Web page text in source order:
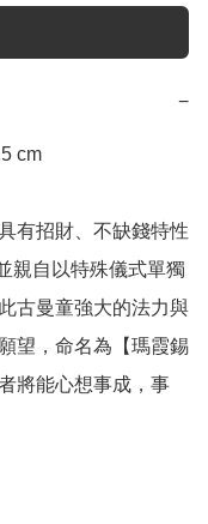
−
cm
有招財、不缺錢特性
親自以特殊儀式單獨
古曼童強大的法力與
望，命名為【瑪霞錫
將能心想事成，事